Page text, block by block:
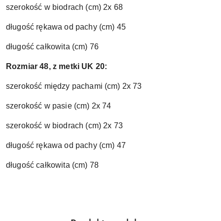
szerokość w biodrach (cm) 2x 68
długość rękawa od pachy (cm) 45
długość całkowita (cm) 76
Rozmiar 48, z metki UK 20:
szerokość między pachami (cm) 2x 73
szerokość w pasie (cm) 2x 74
szerokość w biodrach (cm) 2x 73
długość rękawa od pachy (cm) 47
długość całkowita (cm) 78